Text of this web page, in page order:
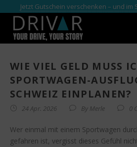
Jetzt Gutschein verschenken – und im
WIE VIEL GELD MUSS
SPORTWAGEN-
SCHWEIZ EINPLANEN?
24 Apr. 2026 By Merle 0
Wer einmal mit einem Sportwagen
gefahren ist, vergisst dieses Gefühl